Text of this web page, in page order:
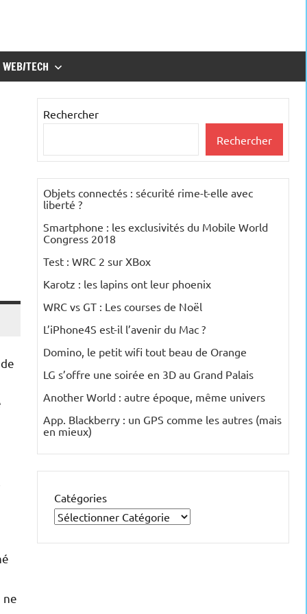
WEB/TECH
ne
Rechercher
Rechercher
Objets connectés : sécurité rime-t-elle avec
liberté ?
Smartphone : les exclusivités du Mobile World
Congress 2018
Test : WRC 2 sur XBox
Karotz : les lapins ont leur phoenix
WRC vs GT : Les courses de Noël
L’iPhone4S est-il l’avenir du Mac ?
Domino, le petit wifi tout beau de Orange
LG s’offre une soirée en 3D au Grand Palais
Another World : autre époque, même univers
App. Blackberry : un GPS comme les autres (mais
en mieux)
Catégories